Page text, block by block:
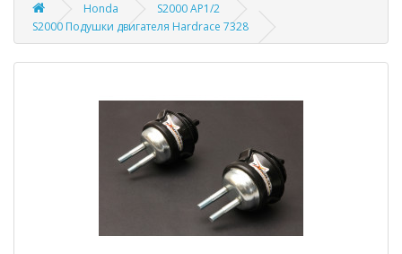
Honda
S2000 AP1/2
S2000 Подушки двигателя Hardrace 7328